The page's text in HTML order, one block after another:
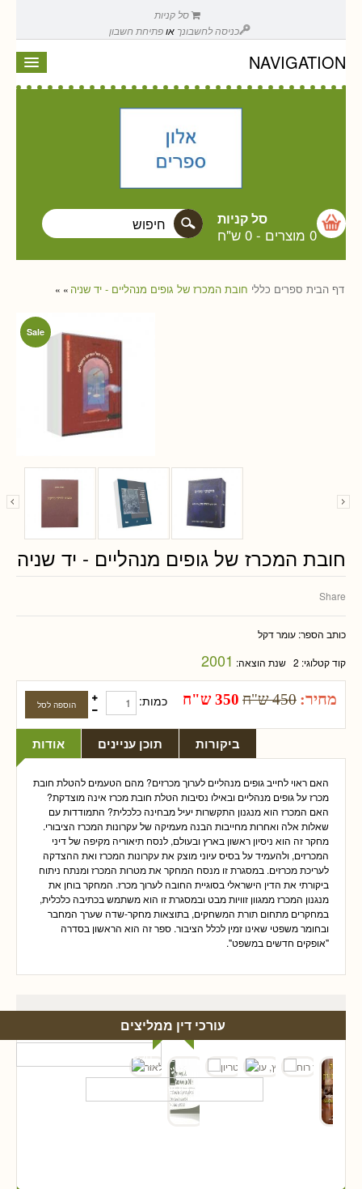
סל קניות
כניסה לחשבונך אופתיחת חשבון
NAVIGATION
סל קניות
0 מוצרים - 0 ש"ח
דף הבית » ספרים כללי » חובת המכרז של גופים מנהליים - יד שניה
Sale
חובת המכרז של גופים מנהליים - יד שניה
Share
כותב הספר: עומר דקל
קוד קטלוגי: 2 שנת הוצאה: 2001
מחיר: 450 ש"ח 350 ש"ח כמות:
אודות תוכן עניינים ביקורות
האם ראוי לחייב גופים מנהליים לערוך מכרזים? מהם הטעמים להטלת חובת
מכרז על גופים מנהליים ובאילו נסיבות הטלת חובת מכרז אינה מוצדקת?
האם המכרז הוא מנגנון התקשרות יעיל מבחינה כלכלית? התמודדות עם
שאלות אלה ואחרות מחייבות הבנה מעמיקה של עקרונות המכרז הציבורי.
מחקר זה הוא ניסיון ראשון בארץ ובעולם, לנסח תיאוריה מקיפה של דיני
המכרזים, ולהעמיד על בסיס עיוני מוצק את עקרונות המכרז ואת ההצדקה
לעריכת מכרזים. במסגרת זו מנסח המחקר את מטרות המכרז ומנתח ניתוח
ביקורתי את הדין הישראלי בסוגיית החובה לערוך מכרז. המחקר בוחן את
מנגנון המכרז ממגוון זוויות מבט ובמסגרת זו הוא משתמש בכתיבה כלכלית,
במחקרים מתחום תורת המשחקים, בתוצאות מחקר-שדה שערך המחבר
ובחומר משפטי שאינו זמין לכלל הציבור. ספר זה הוא הראשון בסדרה
"אופקים חדשים במשפט".
עורכי דין ממליצים